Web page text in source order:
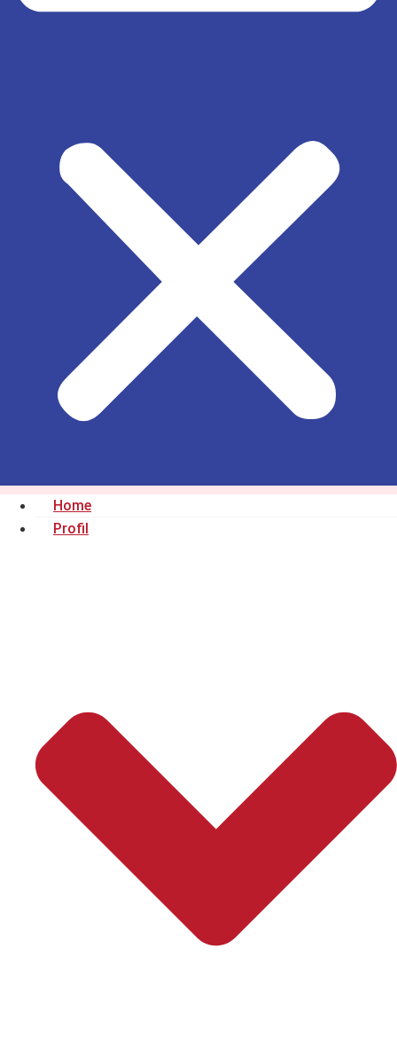
Home
Profil